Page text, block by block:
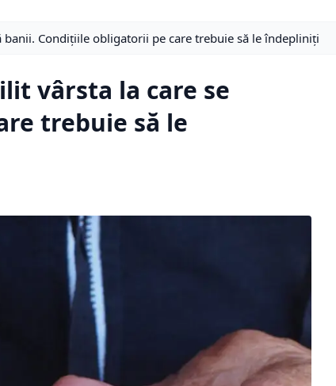
banii. Condițiile obligatorii pe care trebuie să le îndepliniți
vârsta la care se
trebuie să le